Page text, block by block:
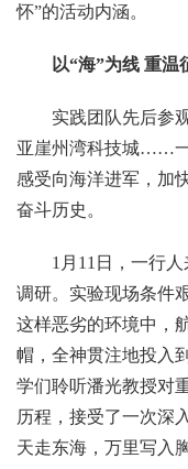
怀”的活动内涵。
以“海”为线 重温
实践团队先后参
亚崖州湾科技城……
感受向海洋进军，加
奋斗历史。
1月11日，一行
调研。实验现场条件
这样恶劣的环境中，
帽，全神贯注地投入
学们聆听潘光教授对
历程，接受了一次深
天走东海，万里写入